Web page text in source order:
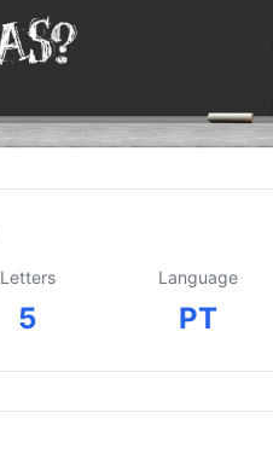
Letters
5
Language
PT